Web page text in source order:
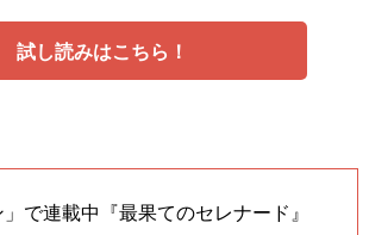
試し読みはこちら！
」で連載中『最果てのセレナード』